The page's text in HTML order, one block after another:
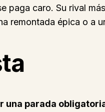
paga caro. Su rival
remontada épica o a
una parada